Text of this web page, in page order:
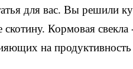
для вас. Вы решили
Кормовая свекла
на